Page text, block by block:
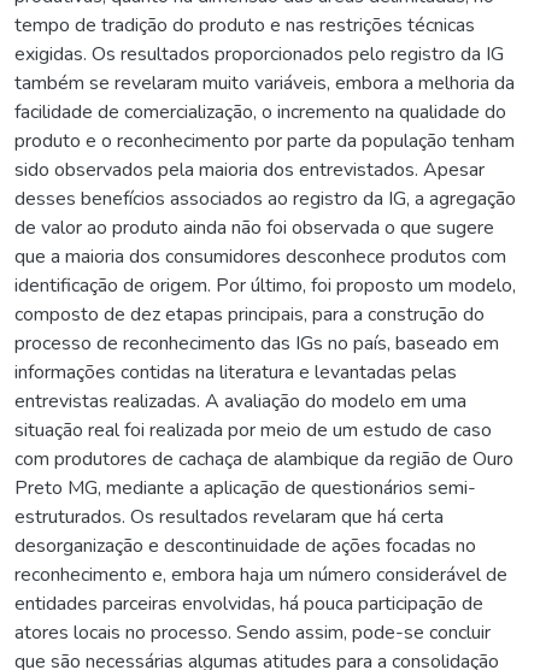
tempo de tradição do produto e nas restrições técnicas
exigidas. Os resultados proporcionados pelo registro da IG
também se revelaram muito variáveis, embora a melhoria da
facilidade de comercialização, o incremento na qualidade do
produto e o reconhecimento por parte da população tenham
sido observados pela maioria dos entrevistados. Apesar
desses benefícios associados ao registro da IG, a agregação
de valor ao produto ainda não foi observada o que sugere
que a maioria dos consumidores desconhece produtos com
identificação de origem. Por último, foi proposto um modelo,
composto de dez etapas principais, para a construção do
processo de reconhecimento das IGs no país, baseado em
informações contidas na literatura e levantadas pelas
entrevistas realizadas. A avaliação do modelo em uma
situação real foi realizada por meio de um estudo de caso
com produtores de cachaça de alambique da região de Ouro
Preto MG, mediante a aplicação de questionários semi-
estruturados. Os resultados revelaram que há certa
desorganização e descontinuidade de ações focadas no
reconhecimento e, embora haja um número considerável de
entidades parceiras envolvidas, há pouca participação de
atores locais no processo. Sendo assim, pode-se concluir
que são necessárias algumas atitudes para a consolidação